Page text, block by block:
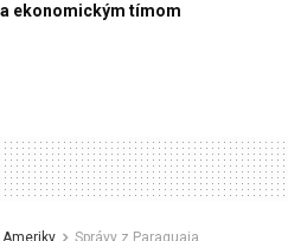
ekonomickým tímom